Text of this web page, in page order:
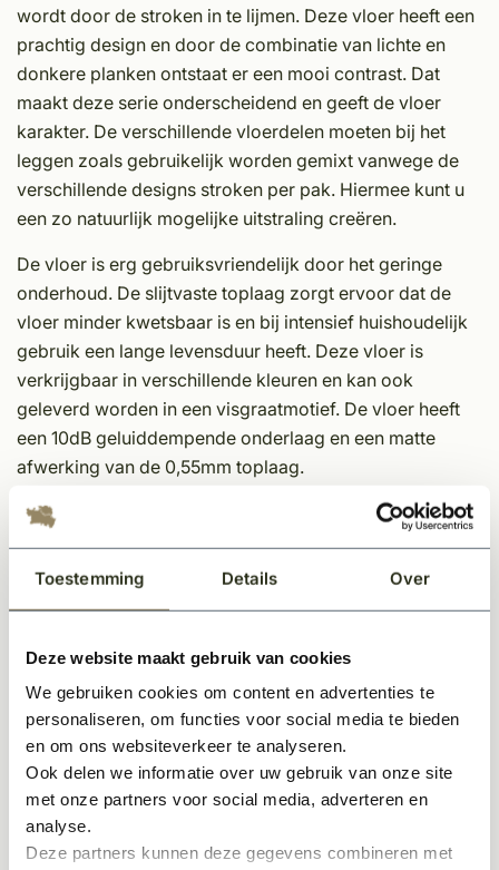
Toestemming Details Over
Deze website maakt gebruik van cookies
We gebruiken cookies om content en advertenties te
personaliseren, om functies voor social media te bieden
en om ons websiteverkeer te analyseren.
Ook delen we informatie over uw gebruik van onze site
met onze partners voor social media, adverteren en
analyse.
Deze partners kunnen deze gegevens combineren met
wordt door de stroken in te lijmen. Deze vloer heeft een
prachtig design en door de combinatie van lichte en
donkere planken ontstaat er een mooi contrast. Dat
maakt deze serie onderscheidend en geeft de vloer
karakter. De verschillende vloerdelen moeten bij het
leggen zoals gebruikelijk worden gemixt vanwege de
verschillende designs stroken per pak. Hiermee kunt u
een zo natuurlijk mogelijke uitstraling creëren.
De vloer is erg gebruiksvriendelijk door het geringe
onderhoud. De slijtvaste toplaag zorgt ervoor dat de
vloer minder kwetsbaar is en bij intensief huishoudelijk
gebruik een lange levensduur heeft. Deze vloer is
verkrijgbaar in verschillende kleuren en kan ook
geleverd worden in een visgraatmotief. De vloer heeft
een 10dB geluiddempende onderlaag en een matte
afwerking van de 0,55mm toplaag.
*Dit vloertype is verkrijgbaar in plak(lijm) en in click
pvc. De afweging voor de een of de ander ziet u in de
documentatie toegelicht.
*PVC vloeren worden uitsluitend per volledige
Opmerkingen:
Indien u een offerte wenst te ontvangen inclusief
legservice, kunt u zich aanmelden via de offerteknop
bovenaan deze pagina.
Indien u naast het leggen van de vloer ook een
deurmat bij ons bestelt, snijden wij deze op locatie op